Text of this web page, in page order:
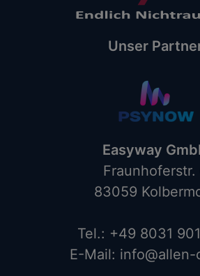
Unser
Easyway
Fraunhoferstr.
83059
Tel.: +49 8031
E-Mail: info@allen-